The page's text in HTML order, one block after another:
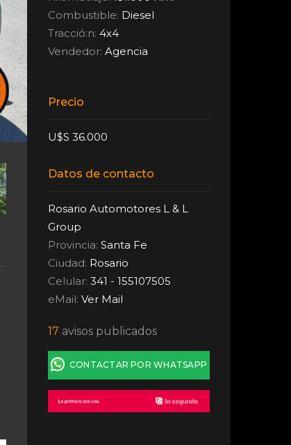
Combustible: Diesel
Tracció:n: 4x4
Vendedor: Agencia
Precio
U$S 36.000
Datos de contacto
Rosario Automotores L & L
Group
Provincia:Santa Fe
Ciudad: Rosario
Celular: 341 - 155107505
eMail:Ver Mail
17 avisos publicados
CONTACTAR POR WHATSAPP